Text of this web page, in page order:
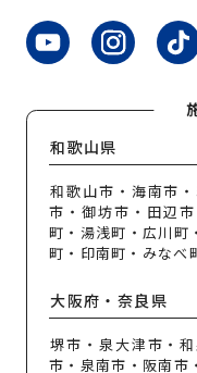
和歌山県
和歌山市・海南市
市・御坊市・田辺
町・湯浅町・広川町
町・印南町・みなべ
大阪府・奈良県
堺市・泉大津市・
市・泉南市・阪南市